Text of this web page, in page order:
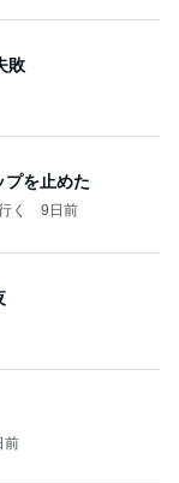
敗
プを止めた
く 9日前
前